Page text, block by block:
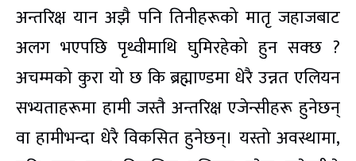
अन्तरिक्ष यान अझै पनि तिनीहरूको मातृ जहाजबाट
अलग भएपछि पृथ्वीमाथि घुमिरहेको हुन सक्छ ?
अचम्मको कुरा यो छ कि ब्रह्माण्डमा धेरै उन्नत एलियन
सभ्यताहरूमा हामी जस्तै अन्तरिक्ष एजेन्सीहरू हुनेछन्
वा हामीभन्दा धेरै विकसित हुनेछन्। यस्तो अवस्थामा,